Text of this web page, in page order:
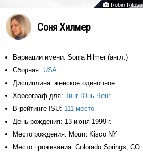
 Robin Ritoss
Соня Хилмер
Вариации имени: Sonja Hilmer (англ.)
Сборная: USA
Дисциплина: женское одиночное
Хореограф для: Тинг-Юнь Ченг
В рейтинге ISU: 111 место
День рождения: 13 июня 1999 г.
Место рождения: Mount Kisco NY
Место проживания: Colorado Springs, CO